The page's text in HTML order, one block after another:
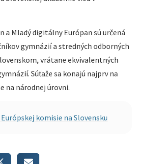
a Mladý digitálny Európan sú určená
gymnázií a stredných odborných
vrátane ekvivalentných
Súťaže sa konajú najprv na
na národnej úrovni.
komisie na Slovensku